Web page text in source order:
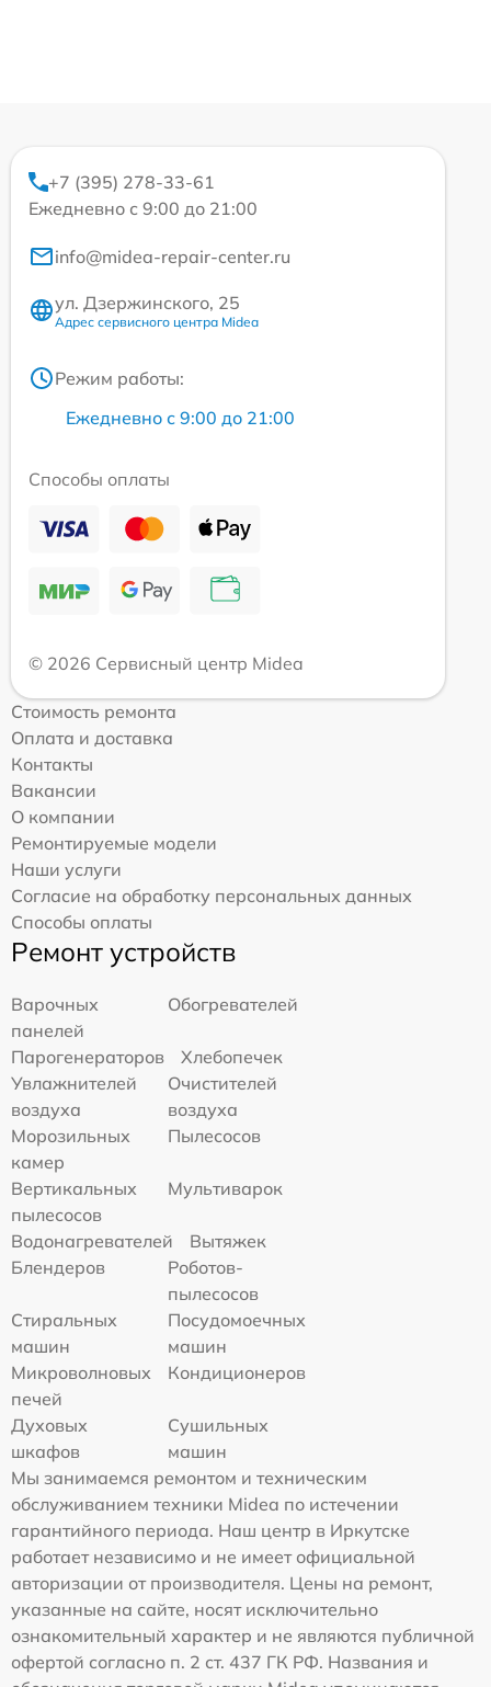
+7 (395) 278-33-61
Ежедневно с 9:00 до 21:00
info@midea-repair-center.ru
ул. Дзержинского, 25
Адрес сервисного центра Midea
Режим работы:
Ежедневно с 9:00 до 21:00
Способы оплаты
© 2026 Сервисный центр Midea
Стоимость ремонта
Оплата и доставка
Контакты
Вакансии
О компании
Ремонтируемые модели
Наши услуги
Согласие на обработку персональных данных
Способы оплаты
Ремонт устройств
Варочных
панелей
Обогревателей
Парогенераторов
Хлебопечек
Увлажнителей
воздуха
Очистителей
воздуха
Морозильных
камер
Пылесосов
Вертикальных
пылесосов
Мультиварок
Водонагревателей
Вытяжек
Блендеров
Роботов-
пылесосов
Стиральных
машин
Посудомоечных
машин
Микроволновых
печей
Кондиционеров
Духовых
шкафов
Сушильных
машин
Мы занимаемся ремонтом и техническим
обслуживанием техники Midea по истечении
гарантийного периода. Наш центр в Иркутске
работает независимо и не имеет официальной
авторизации от производителя. Цены на ремонт,
указанные на сайте, носят исключительно
ознакомительный характер и не являются публичной
офертой согласно п. 2 ст. 437 ГК РФ. Названия и